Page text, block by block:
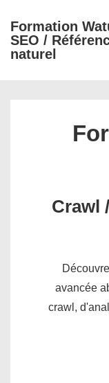
passer
au
Formation
SEO /
naturel
Crawl
avancée
crawl,